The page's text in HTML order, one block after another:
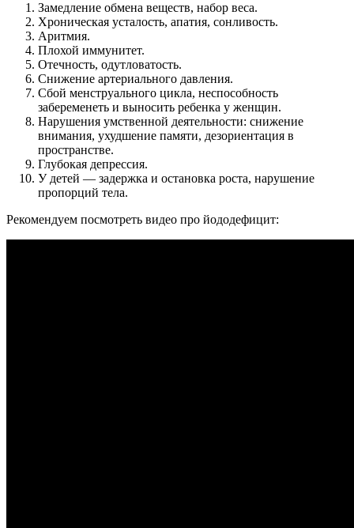
Замедление обмена веществ, набор веса.
Хроническая усталость, апатия, сонливость.
Аритмия.
Плохой иммунитет.
Отечность, одутловатость.
Снижение артериального давления.
Сбой менструального цикла, неспособность
забеременеть и выносить ребенка у женщин.
Нарушения умственной деятельности: снижение
внимания, ухудшение памяти, дезориентация в
пространстве.
Глубокая депрессия.
У детей — задержка и остановка роста, нарушение
пропорций тела.
Рекомендуем посмотреть видео про йододефицит: